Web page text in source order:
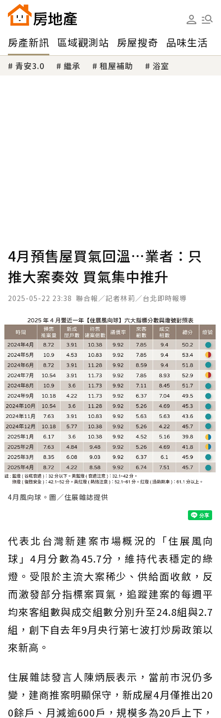
房產新訊 區域觀測站 房屋搜奇 品味生活
青安3.0 繼承 租屋補助 浴室
4月預售屋買氣回溫…業者：只
推大案奏效 買氣集中推升
2025-05-22 23:38 聯合報／記者林莉／台北即時報導
4月風向球。圖／住展雜誌提供
代表北台灣新建案市場概況的「住展風向
球」4月分數為45.7分，維持代表穩定的綠
燈。受限於主流大案稀少、供給面收斂，反
而激發部分指標案買氣，追蹤建案的每週平
均來客組數與成交組數分別升至24.8組與2.7
組，創下自去年9月央行第七波打炒房政策以
來新高。
住展雜誌發言人陳炳辰表示，當前市況仍多
變，建商推案明顯保守，新成屋4月僅推出20
0餘戶、月減逾600戶，規模多為20戶上下，